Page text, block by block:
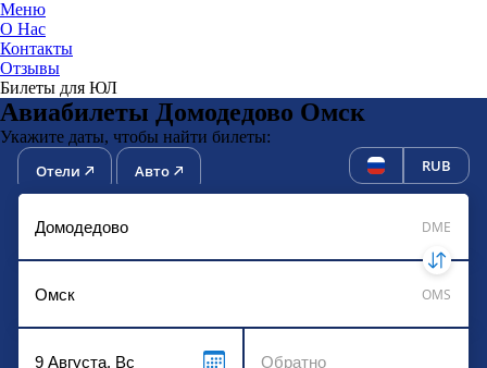
Меню
О Нас
Контакты
Отзывы
Билеты для ЮЛ
Авиабилеты Домодедово Омск
Укажите даты, чтобы найти билеты:
Отели Авто RUB
DME
OMS